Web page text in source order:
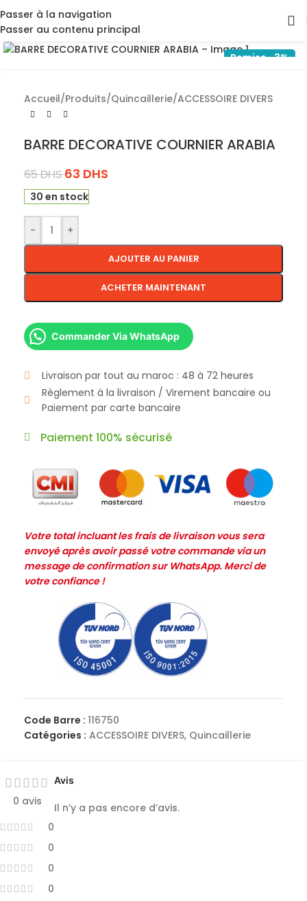
Passer à la navigation
Passer au contenu principal
Remise -3%
Cliquez pour agrandir
Accueil/Produits/Quincaillerie/ACCESSOIRE DIVERS
BARRE DECORATIVE COURNIER ARABIA
65DHS 63 DHS
30 en stock
- +
AJOUTER AU PANIER
ACHETER MAINTENANT
Commander Via WhatsApp
Livraison par tout au maroc : 48 à 72 heures
Règlement à la livraison / Virement bancaire ou
Paiement par carte bancaire
Paiement 100% sécurisé
Votre total incluant les frais de livraison vous sera
envoyé après avoir passé votre commande via un
message de confirmation sur WhatsApp. Merci de
votre confiance !
Code Barre : 116750
Catégories : ACCESSOIRE DIVERS, Quincaillerie
0 avis
0
0
0
0
Avis
Il n’y a pas encore d’avis.